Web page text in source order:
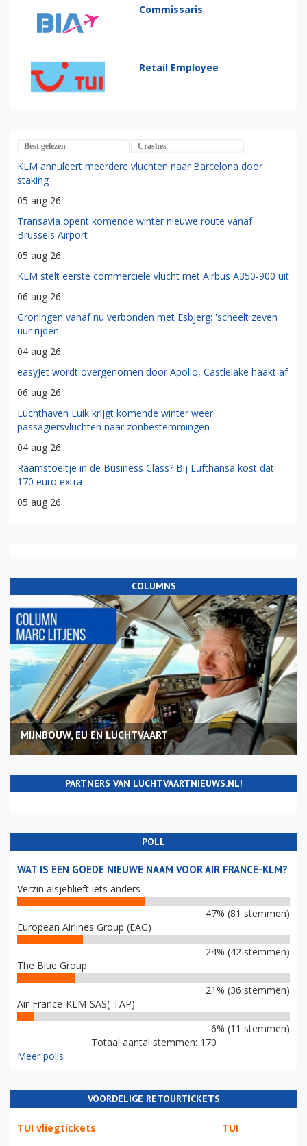
Commissaris
Retail Employee
Best gelezen Crashes
KLM annuleert meerdere vluchten naar Barcelona door
staking
05 aug 26
Transavia opent komende winter nieuwe route vanaf
Brussels Airport
05 aug 26
KLM stelt eerste commerciële vlucht met Airbus A350-900 uit
06 aug 26
Groningen vanaf nu verbonden met Esbjerg: 'scheelt zeven
uur rijden'
04 aug 26
easyJet wordt overgenomen door Apollo, Castlelake haakt af
06 aug 26
Luchthaven Luik krijgt komende winter weer
passagiersvluchten naar zonbestemmingen
04 aug 26
Raamstoeltje in de Business Class? Bij Lufthansa kost dat
170 euro extra
05 aug 26
COLUMNS
MIJNBOUW, EU EN LUCHTVAART
PARTNERS VAN LUCHTVAARTNIEUWS.NL!
POLL
WAT IS EEN GOEDE NIEUWE NAAM VOOR AIR FRANCE-KLM?
Verzin alsjeblieft iets anders
47% (81 stemmen)
European Airlines Group (EAG)
24% (42 stemmen)
The Blue Group
21% (36 stemmen)
Air-France-KLM-SAS(-TAP)
6% (11 stemmen)
Totaal aantal stemmen: 170
Meer polls
VOORDELIGE RETOURTICKETS
TUI vliegtickets TUI